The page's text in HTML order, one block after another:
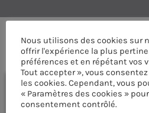
COMMENTAIRES
Laisser une réponse
Vous devez être connecté pour
Nous utilisons des cookies sur
offrir l'expérience la plus
préférences et en répétant vos
Tout accepter », vous
les cookies. Cependant, vous
« Paramètres des cookies »
consentement contrôlé.